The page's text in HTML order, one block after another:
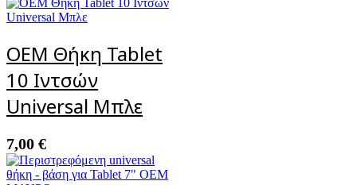
OEM Θήκη Tablet
10 Ιντσών
Universal Μπλε
7,00 €